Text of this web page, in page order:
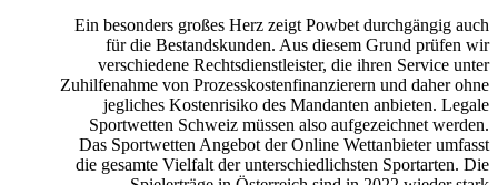
Ein besonders großes Herz zeigt Powbet durchgängig auch
für die Bestandskunden. Aus diesem Grund prüfen wir
verschiedene Rechtsdienstleister, die ihren Service unter
Zuhilfenahme von Prozesskostenfinanzierern und daher ohne
jegliches Kostenrisiko des Mandanten anbieten. Legale
Sportwetten Schweiz müssen also aufgezeichnet werden.
Das Sportwetten Angebot der Online Wettanbieter umfasst
die gesamte Vielfalt der unterschiedlichsten Sportarten. Die